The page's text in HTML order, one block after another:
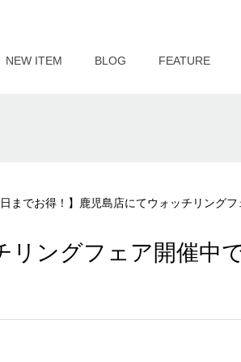
NEW ITEM BLOG FEATURE
日までお得！】鹿児島店にてウォッチリング
リングフェア開催中